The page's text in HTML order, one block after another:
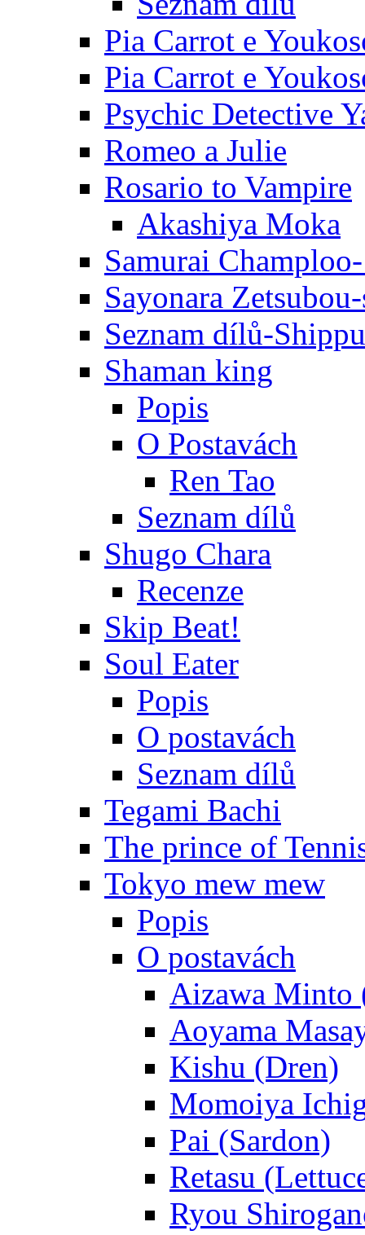
Pia Carrot e
Pia Carrot e
Psychic Detective
Romeo a Julie
Rosario to Vampire
Akashiya Moka
Samurai
Sayonara
Seznam dílů-
Shaman king
Popis
O Postavách
Ren Tao
Seznam dílů
Shugo Chara
Recenze
Skip Beat!
Soul Eater
Popis
O postavách
Seznam dílů
Tegami Bachi
The prince of
Tokyo mew mew
Popis
O postavách
Aizawa Minto
Aoyama
Kishu (Dren)
Momoiya
Pai (Sardon)
Retasu
Ryou